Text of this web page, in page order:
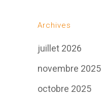
Archives
juillet 2026
novembre 2025
octobre 2025